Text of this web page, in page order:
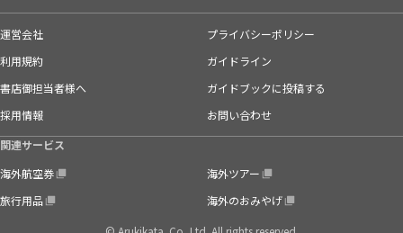
運営会社
プライバシーポリシー
利用規約
ガイドライン
書店御担当者様へ
ガイドブックに投稿する
採用情報
お問い合わせ
関連サービス
海外航空券
海外ツアー
旅行用品
海外のおみやげ